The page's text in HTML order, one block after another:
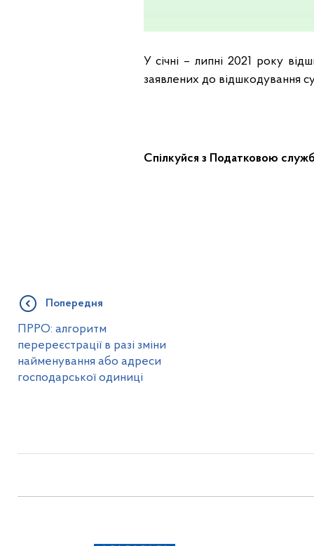
У січні – липні 2021 року
заявлених до відшкодування
Спілкуйся з Податковою
Попередня
ПРРО: алгоритм
перереєстрації в разі зміни
найменування або адреси
господарської одиниці